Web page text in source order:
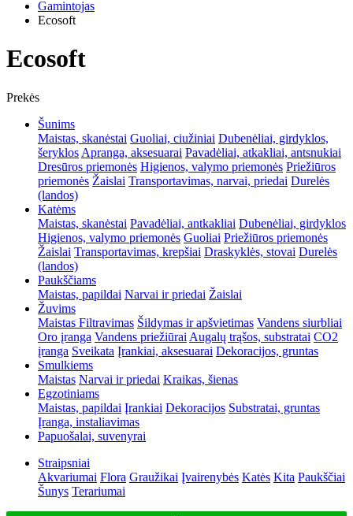
Gamintojas
Ecosoft
Ecosoft
Prekės
Šunims
Maistas, skanėstai Guoliai, ciužiniai Dubenėliai, girdyklos,
šeryklos Apranga, aksesuarai Pavadėliai, atkakliai, antsnukiai
Dresūros priemonės Higienos, valymo priemonės Priežiūros
priemonės Žaislai Transportavimas, narvai, priedai Durelės
(landos)
Katėms
Maistas, skanėstai Pavadėliai, antkakliai Dubenėliai, girdyklos
Higienos, valymo priemonės Guoliai Priežiūros priemonės
Žaislai Transportavimas, krepšiai Draskyklės, stovai Durelės
(landos)
Paukščiams
Maistas, papildai Narvai ir priedai Žaislai
Žuvims
Maistas Filtravimas Šildymas ir apšvietimas Vandens siurbliai
Oro įranga Vandens priežiūrai Augalų trąšos, substratai CO2
įranga Sveikata Įrankiai, aksesuarai Dekoracijos, gruntas
Smulkiems
Maistas Narvai ir priedai Kraikas, šienas
Egzotiniams
Maistas, papildai Įrankiai Dekoracijos Substratai, gruntas
Įranga, instaliavimas
Papuošalai, suvenyrai
Straipsniai
Akvariumai Flora Graužikai Įvairenybės Katės Kita Paukščiai
Šunys Terariumai